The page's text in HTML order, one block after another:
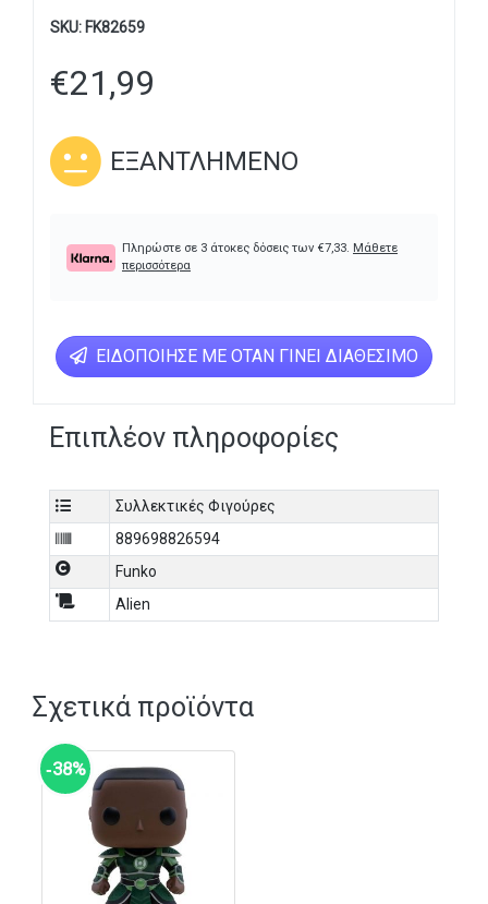
SKU: FK82659
€21,99
ΕΞΑΝΤΛΗΜΈΝΟ
Πληρώστε σε 3 άτοκες δόσεις των €7,33. Μάθετε
περισσότερα
ΕΙΔΟΠΟΊΗΣΕ ΜΕ ΌΤΑΝ ΓΊΝΕΙ ΔΙΑΘΈΣΙΜΟ
Επιπλέον πληροφορίες
Συλλεκτικές Φιγούρες
889698826594
Funko
Alien
Σχετικά προϊόντα
‑38%